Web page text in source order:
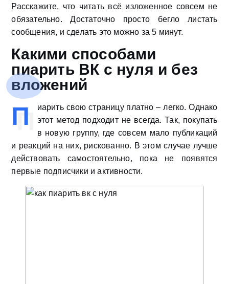
Расскажите, что читать всё изложенное совсем не
обязательно. Достаточно просто бегло листать
сообщения, и сделать это можно за 5 минут.
Какими способами
пиарить ВК с нуля и без
вложений
П
иарить свою страницу платно – легко. Однако
этот метод подходит не всегда. Так, покупать
в новую группу, где совсем мало публикаций
и реакций на них, рискованно. В этом случае лучше
действовать самостоятельно, пока не появятся
первые подписчики и активности.